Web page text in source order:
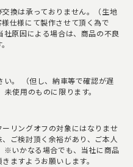
換は承っておりません。（生地
仕様にて製作させて頂く為で
原因による場合は、商品の不良
。 （但し、納車等で確認が遅
使用のものに限ります。
リングオフの対象にはなりませ
ご検討頂く余裕があり、ご本人
※いかなる場合でも、当社に商品
ますようお願いします。